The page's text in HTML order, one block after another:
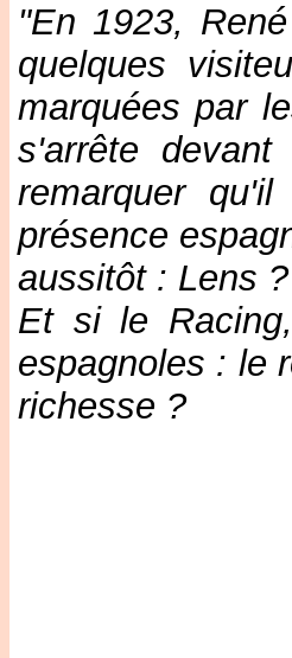
"En 1923,
quelques
marquées par
s'arrête devant
remarquer
présence
aussitôt : Lens
Et si le
espagnoles : le
richesse ?